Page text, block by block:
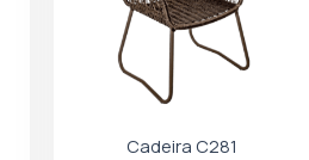
Cadeira C281